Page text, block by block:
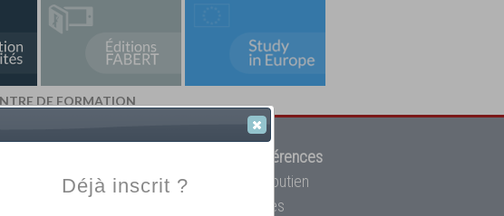
DE FORMATION
12908 références
au supérieur, mais aussi des cours de soutien
moteur regroupe toutes les écoles privées
Déjà inscrit ?